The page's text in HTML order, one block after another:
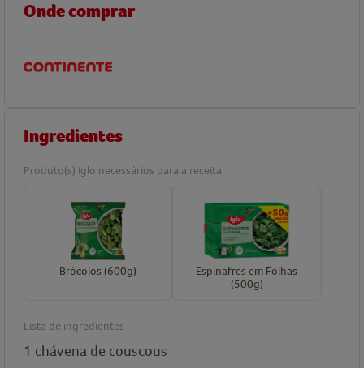
Onde comprar
Ingredientes
Produto(s) Iglo necessários para a receita
Brócolos (600g)
Espinafres em Folhas
(500g)
Lista de ingredientes
1 chávena de couscous